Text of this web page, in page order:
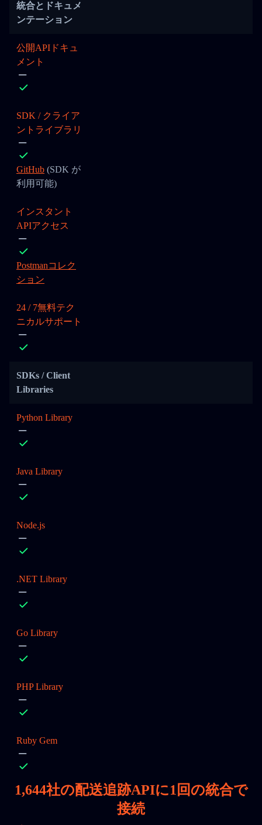
統合とドキュメ
ンテーション
公開APIドキュ
メント
SDK / クライア
ントライブラリ
GitHub (SDK が
利用可能)
インスタント
APIアクセス
Postmanコレク
ション
24 / 7無料テク
ニカルサポート
SDKs / Client
Libraries
Python Library
Java Library
Node.js
.NET Library
Go Library
PHP Library
Ruby Gem
1,644社の配送追跡APIに1回の統合で
接続